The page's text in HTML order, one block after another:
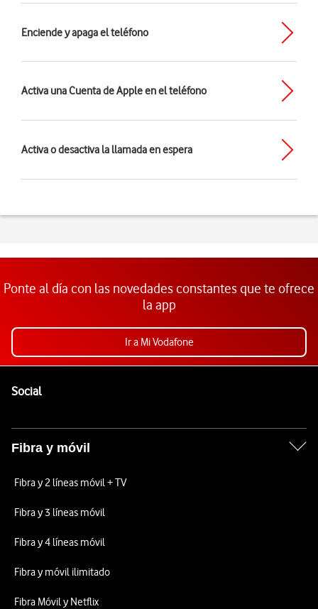
Enciende y apaga el teléfono
Activa una Cuenta de Apple en el teléfono
Activa o desactiva la llamada en espera
Ponte al día con las novedades constantes que te ofrece
la app
Ir a Mi Vodafone
SocialEnlaces a las redes sociales de Vodafone
Fibra y móvil
Fibra y 2 líneas móvil + TV
Fibra y 3 líneas móvil
Fibra y 4 líneas móvil
Fibra y móvil ilimitado
Fibra Móvil y Netflix